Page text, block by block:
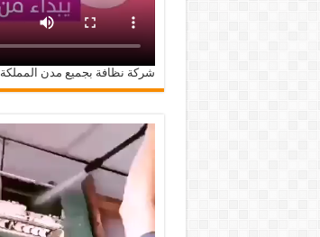
شركة نظافة بجميع مدن المملكة